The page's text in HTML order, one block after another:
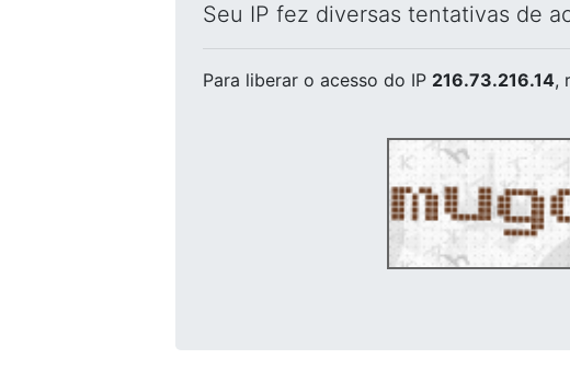
Seu IP fez diversas tentativas de
Para liberar o acesso do IP 216.73.216.14,